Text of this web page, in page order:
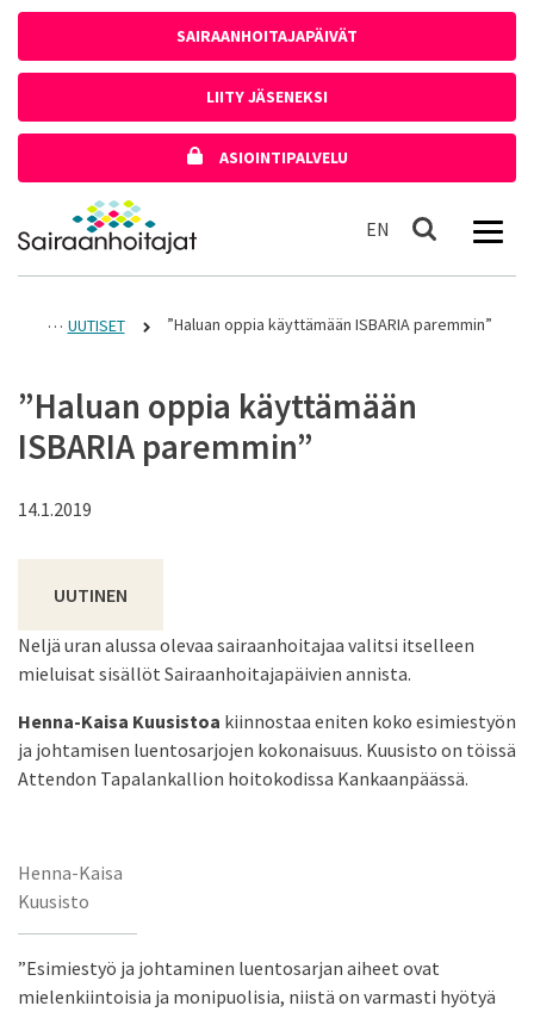
SAIRAANHOITAJAPÄIVÄT
LIITY JÄSENEKSI
ASIOINTIPALVELU
Etusivulle
EN In English
Haku
UUTISET ”Haluan oppia käyttämään ISBARIA paremmin”
”Haluan oppia käyttämään
ISBARIA paremmin”
14.1.2019
UUTINEN
Neljä uran alussa olevaa sairaanhoitajaa valitsi itselleen
mieluisat sisällöt Sairaanhoitajapäivien annista.
Henna-Kaisa Kuusistoa kiinnostaa eniten koko esimiestyön
ja johtamisen luentosarjojen kokonaisuus. Kuusisto on töissä
Attendon Tapalankallion hoitokodissa Kankaanpäässä.
Henna-Kaisa
Kuusisto
”Esimiestyö ja johtaminen luentosarjan aiheet ovat
mielenkiintoisia ja monipuolisia, niistä on varmasti hyötyä